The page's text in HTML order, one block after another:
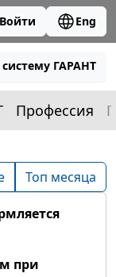
Войти Eng
ГАРАНТ
Профессия
Топ месяца
при